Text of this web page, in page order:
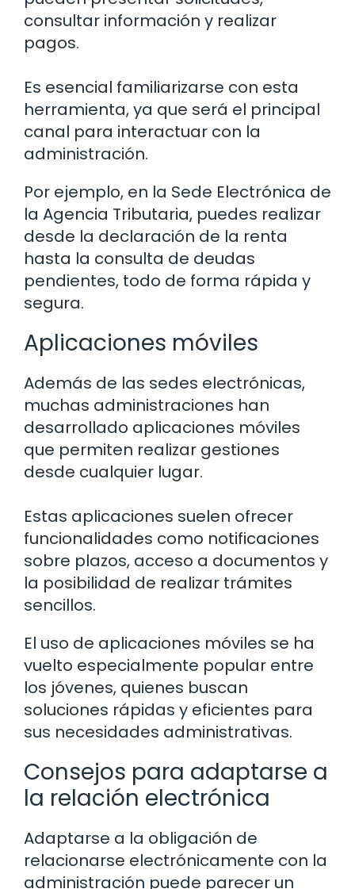
consultar información y realizar
pagos.
Es esencial familiarizarse con esta
herramienta, ya que será el principal
canal para interactuar con la
administración.
Por ejemplo, en la Sede Electrónica de
la Agencia Tributaria, puedes realizar
desde la declaración de la renta
hasta la consulta de deudas
pendientes, todo de forma rápida y
segura.
Aplicaciones móviles
Además de las sedes electrónicas,
muchas administraciones han
desarrollado aplicaciones móviles
que permiten realizar gestiones
desde cualquier lugar.
Estas aplicaciones suelen ofrecer
funcionalidades como notificaciones
sobre plazos, acceso a documentos y
la posibilidad de realizar trámites
sencillos.
El uso de aplicaciones móviles se ha
vuelto especialmente popular entre
los jóvenes, quienes buscan
soluciones rápidas y eficientes para
sus necesidades administrativas.
Consejos para adaptarse a
la relación electrónica
Adaptarse a la obligación de
relacionarse electrónicamente con la
administración puede parecer un